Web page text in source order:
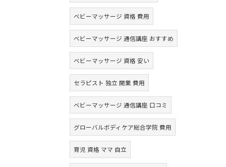
ベビーマッサージ 資格 費用
ベビーマッサージ 通信講座 おすすめ
ベビーマッサージ 資格 安い
セラピスト 独立 開業 費用
ベビーマッサージ 通信講座 口コミ
グローバルボディケア総合学院 費用
育児 資格 ママ 自立